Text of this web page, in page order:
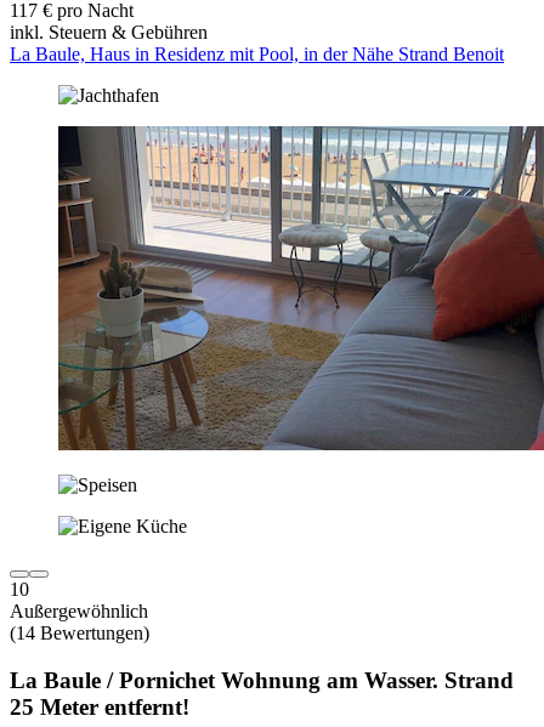
117 € pro Nacht
inkl. Steuern & Gebühren
La Baule, Haus in Residenz mit Pool, in der Nähe Strand Benoit
10
Außergewöhnlich
(14 Bewertungen)
La Baule / Pornichet Wohnung am Wasser. Strand
25 Meter entfernt!